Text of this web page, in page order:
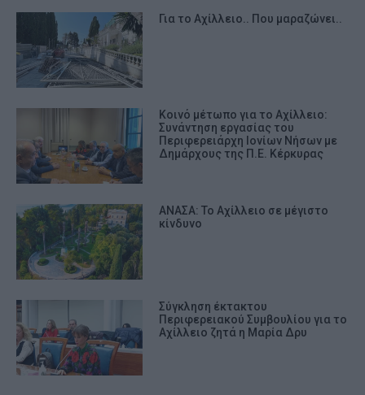
Για το Αχίλλειο.. Που μαραζώνει..
Κοινό μέτωπο για το Αχίλλειο:
Συνάντηση εργασίας του
Περιφερειάρχη Ιονίων Νήσων με
Δημάρχους της Π.Ε. Κέρκυρας
ΑΝΑΣΑ: Το Αχίλλειο σε μέγιστο
κίνδυνο
Σύγκληση έκτακτου
Περιφερειακού Συμβουλίου για το
Αχίλλειο ζητά η Μαρία Δρυ